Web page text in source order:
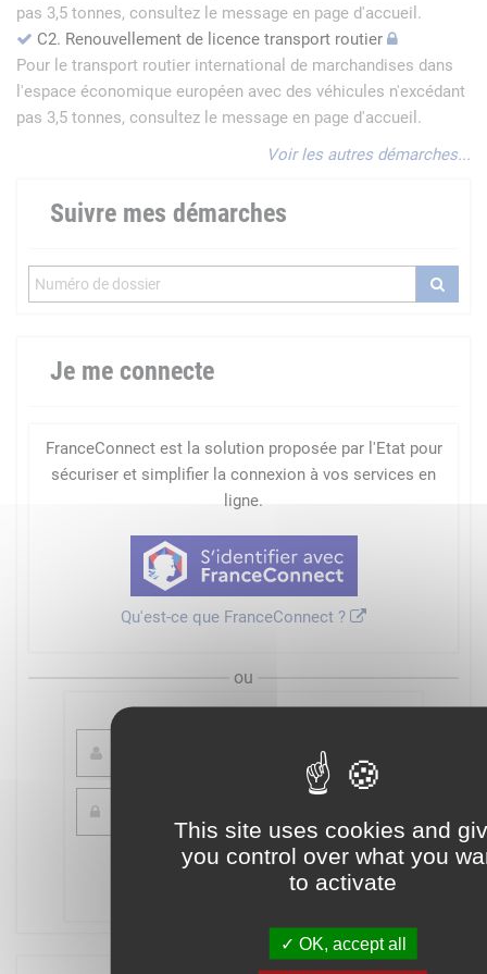
This site uses cookies and
you control over what you
to activate
OK, accept all
pas 3,5 tonnes, consultez le message en page d'accueil.
C2. Renouvellement de licence transport routier
Pour le transport routier international de marchandises dans
l'espace économique européen avec des véhicules n'excédant
pas 3,5 tonnes, consultez le message en page d'accueil.
Voir les autres démarches...
Suivre mes démarches
Je me connecte
FranceConnect est la solution proposée par l'Etat pour
sécuriser et simplifier la connexion à vos services en
ligne.
Qu'est-ce que FranceConnect ?
ou
Mot de passe oublié ?